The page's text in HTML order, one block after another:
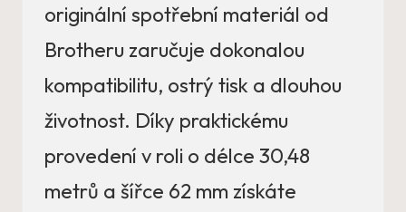
originální spotřební materiál od
Brotheru zaručuje dokonalou
kompatibilitu, ostrý tisk a dlouhou
životnost. Díky praktickému
provedení v roli o délce 30,48
metrů a šířce 62 mm získáte